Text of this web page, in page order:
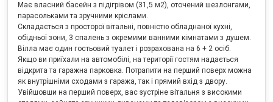
Має власний басейн з підігрівом (31,5 м2), оточений шезлонгами,
парасольками та зручними кріслами.
Складається з просторої вітальні, повністю обладнаної кухні,
обідньої зони, 3 спалень з окремими ванними кімнатами з душем.
Вілла має один гостьовий туалет і розрахована на 6 + 2 осіб.
Якщо ви приїхали на автомобілі, на території гостям надається
відкрита та гаражна парковка. Потрапити на перший поверх можна
як внутрішніми сходами з гаража, так і прямий вхід з двору.
Увійшовши на перший поверх, вас зустріне вітальня з високими